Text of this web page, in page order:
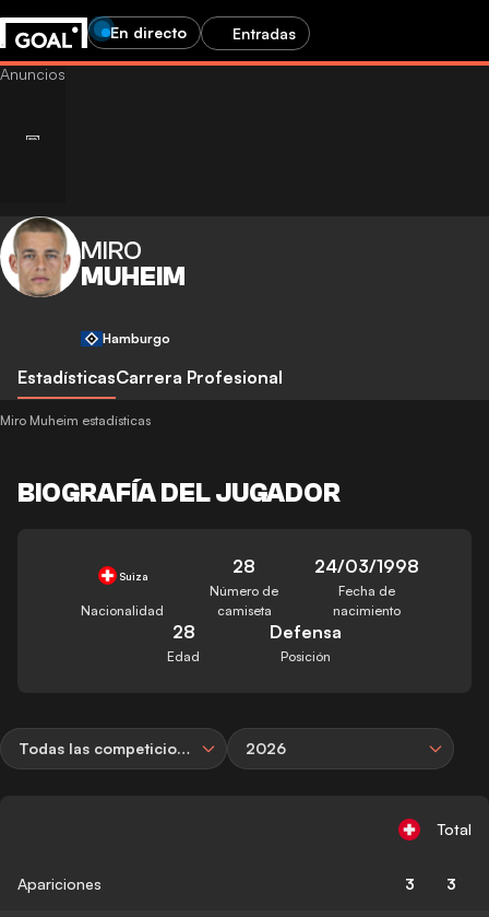
En directo Entradas
MIRO
MUHEIM
Hamburgo
EstadísticasCarrera Profesional
Miro Muheim estadísticas
BIOGRAFÍA DEL JUGADOR
Suiza
Nacionalidad
28
Número de
camiseta
24/03/1998
Fecha de
nacimiento
28
Edad
Defensa
Posición
Todas las competiciones 2026
Total
Apariciones 3 3